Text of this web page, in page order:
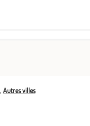
Autres villes